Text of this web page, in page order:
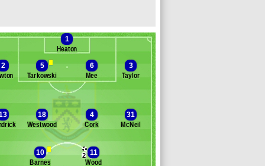
Banc des remplaçantsBurnley
1
Heaton
2
5
Tarkowski
6
Mee
3
Taylor
18
Westwood
4
Cork
31
McNeil
10
Barnes
2 11
Wood